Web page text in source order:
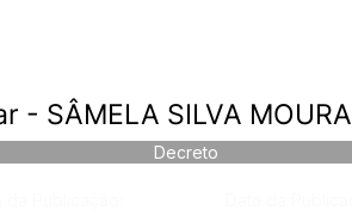
- SÂMELA SILVA MOURA
Decreto